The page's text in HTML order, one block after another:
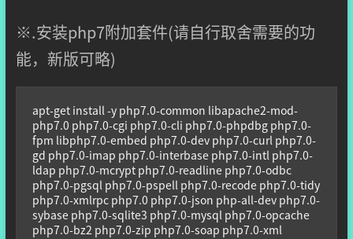
※.安装php7附加套件(请自行取舍需要的功
能，新版可略)
apt-get install -y php7.0-common libapache2-mod-
php7.0 php7.0-cgi php7.0-cli php7.0-phpdbg php7.0-
fpm libphp7.0-embed php7.0-dev php7.0-curl php7.0-
gd php7.0-imap php7.0-interbase php7.0-intl php7.0-
ldap php7.0-mcrypt php7.0-readline php7.0-odbc
php7.0-pgsql php7.0-pspell php7.0-recode php7.0-tidy
php7.0-xmlrpc php7.0 php7.0-json php-all-dev php7.0-
sybase php7.0-sqlite3 php7.0-mysql php7.0-opcache
php7.0-bz2 php7.0-zip php7.0-soap php7.0-xml